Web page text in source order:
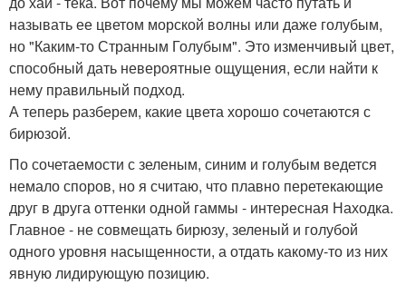
называть ее цветом морской волны или даже голубым,
но "Каким-то Странным Голубым". Это изменчивый цвет,
способный дать невероятные ощущения, если найти к
нему правильный подход.
А теперь разберем, какие цвета хорошо сочетаются с
бирюзой.
По сочетаемости с зеленым, синим и голубым ведется
немало споров, но я считаю, что плавно перетекающие
друг в друга оттенки одной гаммы - интересная Находка.
Главное - не совмещать бирюзу, зеленый и голубой
одного уровня насыщенности, а отдать какому-то из них
явную лидирующую позицию.